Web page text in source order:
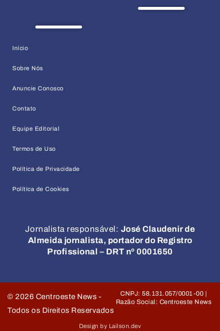
Início
Sobre Nós
Anuncie Conosco
Contato
Equipe Editorial
Termos de Uso
Política de Privacidade
Política de Cookies
Jornalista responsável: José Claudenir de
Almeida jornalista, portador do Registro
Profissional – DRT nº 0001650
© 2026 Centroeste News -
Todos os Direitos Reservados
CNPJ: 58.131.057/0001-00 |
Razão Social: Centroeste News
Design by Lailson.dev